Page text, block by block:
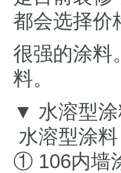
都会选择价
很强的涂料
料。
▼ 水溶型
水溶型涂料
① 106内墙